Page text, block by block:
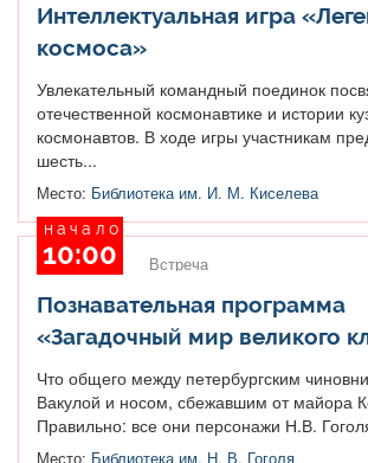
Интеллектуальная игра
космоса»
Увлекательный командный поединок
отечественной космонавтике и истории
космонавтов. В ходе игры участникам
шесть...
Место: Библиотека им. И. М. Киселева
начало
10:00 Встреча
Познавательная программа
«Загадочный мир великого
Что общего между петербургским
Вакулой и носом, сбежавшим от майора
Правильно: все они персонажи Н.В.
Место: Библиотека им. Н. В. Гоголя